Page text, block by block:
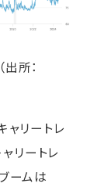
所：
リートレ
リートレ
ームは